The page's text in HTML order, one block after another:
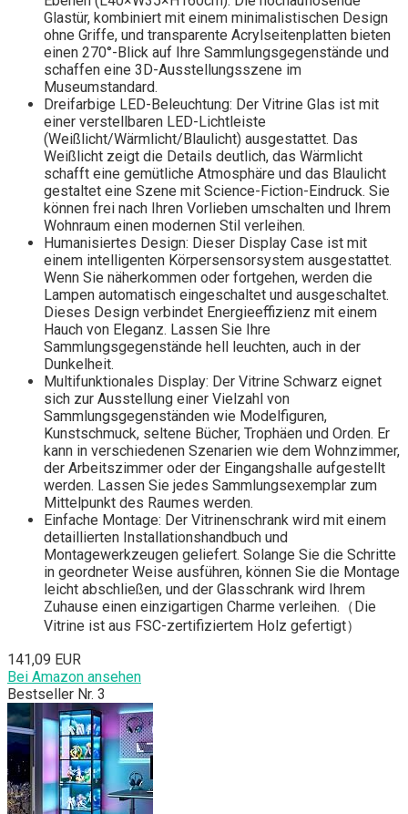
Glastür, kombiniert mit einem minimalistischen Design
ohne Griffe, und transparente Acrylseitenplatten bieten
einen 270°-Blick auf Ihre Sammlungsgegenstände und
schaffen eine 3D-Ausstellungsszene im
Museumstandard.
Dreifarbige LED-Beleuchtung: Der Vitrine Glas ist mit
einer verstellbaren LED-Lichtleiste
(Weißlicht/Wärmlicht/Blaulicht) ausgestattet. Das
Weißlicht zeigt die Details deutlich, das Wärmlicht
schafft eine gemütliche Atmosphäre und das Blaulicht
gestaltet eine Szene mit Science-Fiction-Eindruck. Sie
können frei nach Ihren Vorlieben umschalten und Ihrem
Wohnraum einen modernen Stil verleihen.
Humanisiertes Design: Dieser Display Case ist mit
einem intelligenten Körpersensorsystem ausgestattet.
Wenn Sie näherkommen oder fortgehen, werden die
Lampen automatisch eingeschaltet und ausgeschaltet.
Dieses Design verbindet Energieeffizienz mit einem
Hauch von Eleganz. Lassen Sie Ihre
Sammlungsgegenstände hell leuchten, auch in der
Dunkelheit.
Multifunktionales Display: Der Vitrine Schwarz eignet
sich zur Ausstellung einer Vielzahl von
Sammlungsgegenständen wie Modelfiguren,
Kunstschmuck, seltene Bücher, Trophäen und Orden. Er
kann in verschiedenen Szenarien wie dem Wohnzimmer,
der Arbeitszimmer oder der Eingangshalle aufgestellt
werden. Lassen Sie jedes Sammlungsexemplar zum
Mittelpunkt des Raumes werden.
Einfache Montage: Der Vitrinenschrank wird mit einem
detaillierten Installationshandbuch und
Montagewerkzeugen geliefert. Solange Sie die Schritte
in geordneter Weise ausführen, können Sie die Montage
leicht abschließen, und der Glasschrank wird Ihrem
Zuhause einen einzigartigen Charme verleihen.（Die
Vitrine ist aus FSC-zertifiziertem Holz gefertigt）
141,09 EUR
Bei Amazon ansehen
Bestseller Nr. 3